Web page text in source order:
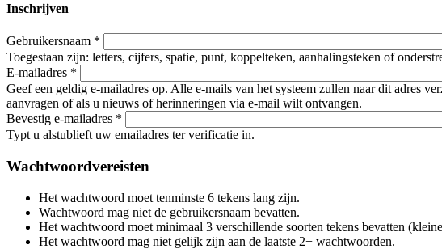
Inschrijven
Gebruikersnaam *
Toegestaan zijn: letters, cijfers, spatie, punt, koppelteken, aanhalingsteken of
E-mailadres *
Geef een geldig e-mailadres op. Alle e-mails van het systeem zullen naar dit adres
aanvragen of als u nieuws of herinneringen via e-mail wilt ontvangen.
Bevestig e-mailadres *
Typt u alstublieft uw emailadres ter verificatie in.
Wachtwoordvereisten
Het wachtwoord moet tenminste 6 tekens lang zijn.
Wachtwoord mag niet de gebruikersnaam bevatten.
Het wachtwoord moet minimaal 3 verschillende soorten tekens bevatten
Het wachtwoord mag niet gelijk zijn aan de laatste 2+ wachtwoorden.